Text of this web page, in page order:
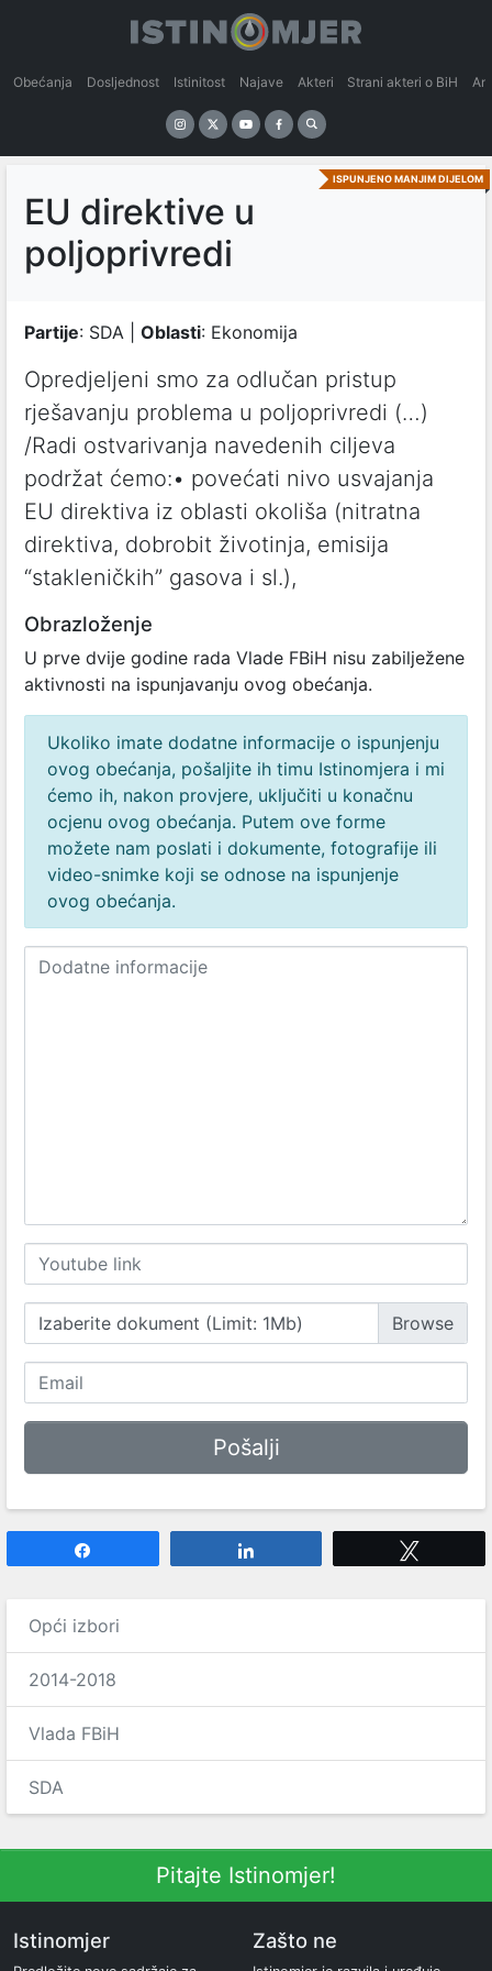
Obećanja Dosljednost Istinitost Najave Akteri Strani akteri o BiH
ISPUNJENO MANJIM DIJELOM
EU direktive u
poljoprivredi
Partije: SDA | Oblasti: Ekonomija
Opredjeljeni smo za odlučan pristup
rješavanju problema u poljoprivredi (…)
/Radi ostvarivanja navedenih ciljeva
podržat ćemo:• povećati nivo usvajanja
EU direktiva iz oblasti okoliša (nitratna
direktiva, dobrobit životinja, emisija
“stakleničkih” gasova i sl.),
Obrazloženje
U prve dvije godine rada Vlade FBiH nisu zabilježene
aktivnosti na ispunjavanju ovog obećanja.
Ukoliko imate dodatne informacije o ispunjenju
ovog obećanja, pošaljite ih timu Istinomjera i mi
ćemo ih, nakon provjere, uključiti u konačnu
ocjenu ovog obećanja. Putem ove forme
možete nam poslati i dokumente, fotografije ili
video-snimke koji se odnose na ispunjenje
ovog obećanja.
Izaberite dokument (Limit: 1Mb)
Opći izbori
2014-2018
Vlada FBiH
SDA
Pitajte Istinomjer!
Istinomjer Zašto ne